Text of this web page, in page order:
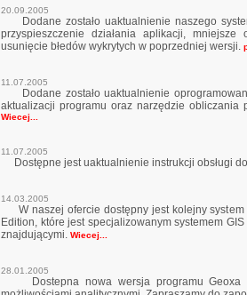
20.09.2005
Dodane zostało uaktualnienie naszego
przyspieszczenie działania aplikacji,
usunięcie błedów wykrytych w poprzedniej wersji.
11.07.2005
Dodane zostało uaktualnienie
aktualizacji programu oraz narzędzie obliczania
Wiecej...
11.07.2005
Dostępne jest uaktualnienie instrukcji obsługi
14.03.2005
W naszej ofercie dostępny jest kolejny system
Edition, które jest specjalizowanym systemem
znajdującymi. Wiecej...
28.01.2005
Dostepna nowa wersja programu Geoxa